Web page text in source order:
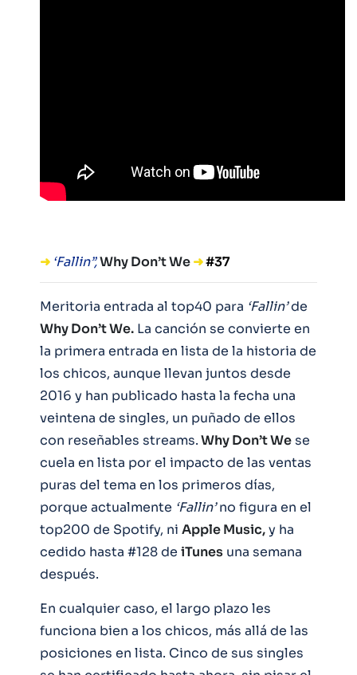
➜ ‘Fallin”,Why Don’t We➜#37
Meritoria entrada al top40 para ‘Fallin’de
Why Don’t We. La canción se convierte en
la primera entrada en lista de la historia de
los chicos, aunque llevan juntos desde
2016 y han publicado hasta la fecha una
veintena de singles, un puñado de ellos
con reseñables streams.Why Don’t Wese
cuela en lista por el impacto de las ventas
puras del tema en los primeros días,
porque actualmente ‘Fallin’no figura en el
top200 de Spotify, ni Apple Music,y ha
cedido hasta #128 de iTunes una semana
después.
En cualquier caso, el largo plazo les
funciona bien a los chicos, más allá de las
posiciones en lista. Cinco de sus singles